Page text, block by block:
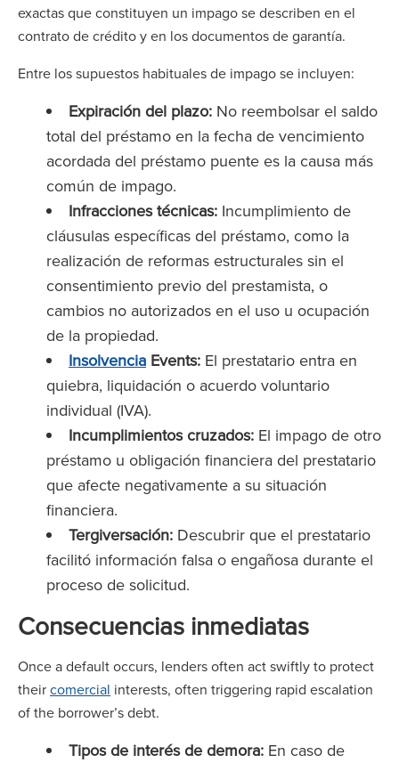
exactas que constituyen un impago se describen en el
contrato de crédito y en los documentos de garantía.
Entre los supuestos habituales de impago se incluyen:
Expiración del plazo: No reembolsar el saldo
total del préstamo en la fecha de vencimiento
acordada del préstamo puente es la causa más
común de impago.
Infracciones técnicas: Incumplimiento de
cláusulas específicas del préstamo, como la
realización de reformas estructurales sin el
consentimiento previo del prestamista, o
cambios no autorizados en el uso u ocupación
de la propiedad.
Insolvencia Events: El prestatario entra en
quiebra, liquidación o acuerdo voluntario
individual (IVA).
Incumplimientos cruzados: El impago de otro
préstamo u obligación financiera del prestatario
que afecte negativamente a su situación
financiera.
Tergiversación: Descubrir que el prestatario
facilitó información falsa o engañosa durante el
proceso de solicitud.
Consecuencias inmediatas
Once a default occurs, lenders often act swiftly to protect
theircomercial interests, often triggering rapid escalation
of the borrower’s debt.
Tipos de interés de demora: En caso de